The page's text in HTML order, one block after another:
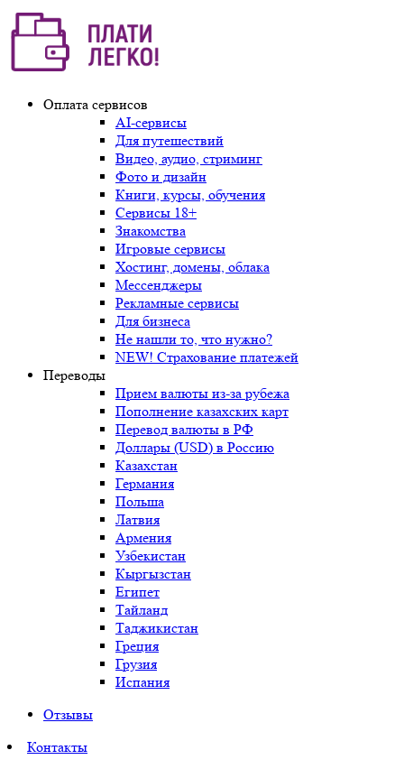
Оплата сервисов
AI-сервисы
Для путешествий
Видео, аудио, стриминг
Фото и дизайн
Книги, курсы, обучения
Сервисы 18+
Знакомства
Игровые сервисы
Хостинг, домены, облака
Мессенджеры
Рекламные сервисы
Для бизнеса
Не нашли то, что нужно?
NEW! Страхование платежей
Переводы
Прием валюты из-за рубежа
Пополнение казахских карт
Перевод валюты в РФ
Доллары (USD) в Россию
Казахстан
Германия
Польша
Латвия
Армения
Узбекистан
Кыргызстан
Египет
Тайланд
Таджикистан
Греция
Грузия
Испания
Отзывы
Контакты